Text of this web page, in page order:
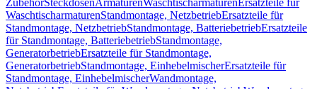
ZubehörSteckdosenArmaturenWaschtischarmaturen Ersatzteile für
WaschtischarmaturenStandmontage, NetzbetriebErsatzteile für
Standmontage, NetzbetriebStandmontage, BatteriebetriebErsatzteile
für Standmontage, BatteriebetriebStandmontage,
GeneratorbetriebErsatzteile für Standmontage,
GeneratorbetriebStandmontage, EinhebelmischerErsatzteile für
Standmontage, EinhebelmischerWandmontage,